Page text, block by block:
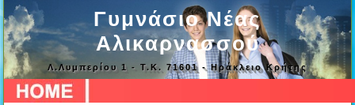
Γυμνάσιο Νέας
Αλικαρνασσού
Λ.Λυμπερίου 1 - Τ.Κ. 71601 - Ηράκλειο Κρήτης